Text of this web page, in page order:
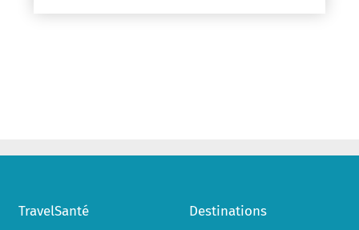
TravelSanté Destinations